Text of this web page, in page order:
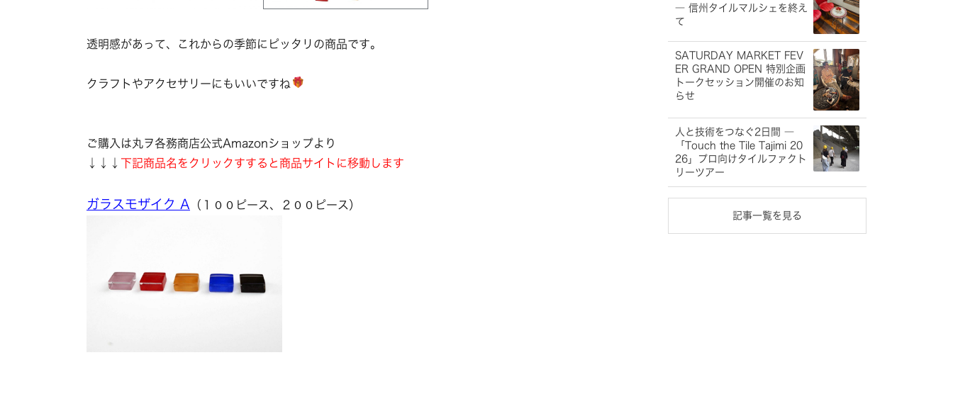
透明感があって、これからの季節にピッタリの商品です。
クラフトやアクセサリーにもいいですね
ご購入は丸ヲ各務商店公式Amazonショップより
↓↓↓ 下記商品名をクリックすすると商品サイトに移動します
ガラスモザイク A （１００ピース、２００ピース）
― 信州タイルマルシェを終え
て
SATURDAY MARKET FEV
ER GRAND OPEN 特別企画
トークセッション開催のお知
らせ
人と技術をつなぐ2日間 ―
「Touch the Tile Tajimi 20
26」プロ向けタイルファクト
リーツアー
記事一覧を見る